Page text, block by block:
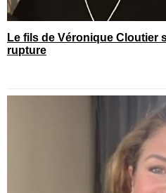
Le fils de Véronique Cloutier
rupture